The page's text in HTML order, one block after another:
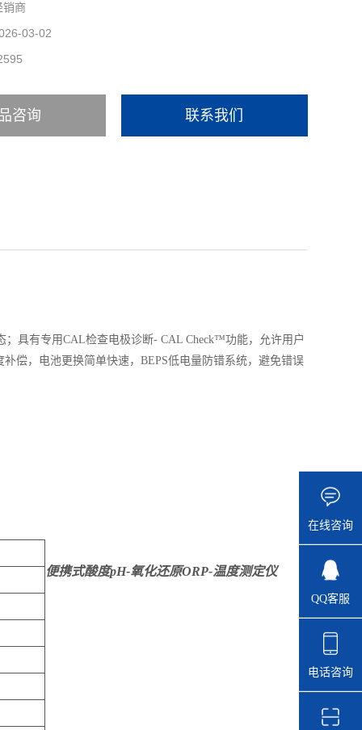
销商
03-02
咨询 联系我们
具有专用CAL检查电极诊断- CAL Check™功能，允许用户
偿，电池更换简单快速，BEPS低电量防错系统，避免错误
便携式酸度pH-氧化还原ORP-温度测定仪
在线咨询
QQ客服
电话咨询